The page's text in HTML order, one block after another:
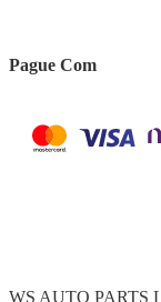
Pague Com
WS AUTO PARTS